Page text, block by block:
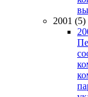
2001 (5)